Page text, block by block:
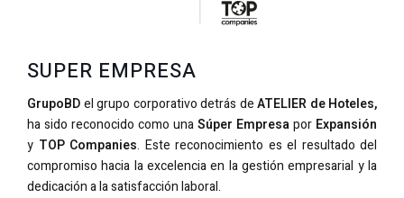
SUPER EMPRESA
GrupoBDel grupo corporativo detrás deATELIER de Hoteles,
ha sido reconocido como unaSúper Empresapor Expansión
y TOP Companies. Este reconocimiento es el resultado del
compromiso hacia la excelencia en la gestión empresarial y la
dedicación a la satisfacción laboral.